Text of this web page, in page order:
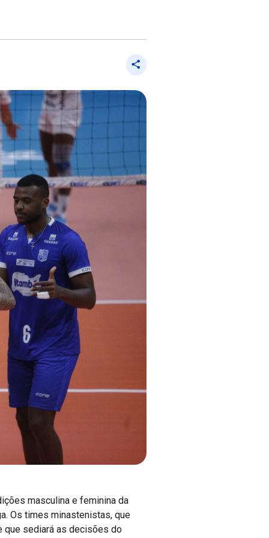
masculina e feminina da
Os times minastenistas, que
que sediará as decisões do